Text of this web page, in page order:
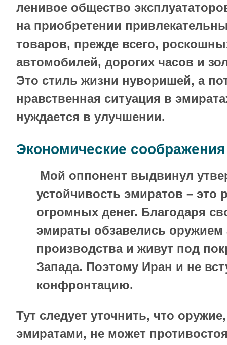
ленивое общество
на приобретении
товаров, прежде всего,
автомобилей, дорогих часов и
Это стиль жизни нуворишей, а
нравственная ситуация в
нуждается в улучшении.
Экономические соображения
Мой оппонент выдвинул
устойчивость эмиратов – это
огромных денег. Благодаря
эмираты обзавелись оружием
производства и живут под
Запада. Поэтому Иран и не
конфронтацию.
Тут следует уточнить, что
эмиратами, не может